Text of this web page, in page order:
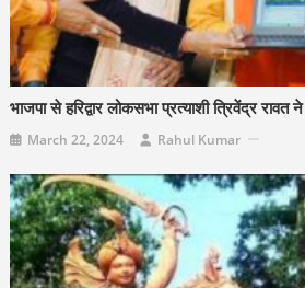
भाजपा से हरिद्वार लोकसभा प्रत्याशी त्रिवेंद्र
March 22, 2024 Rahul Kumar